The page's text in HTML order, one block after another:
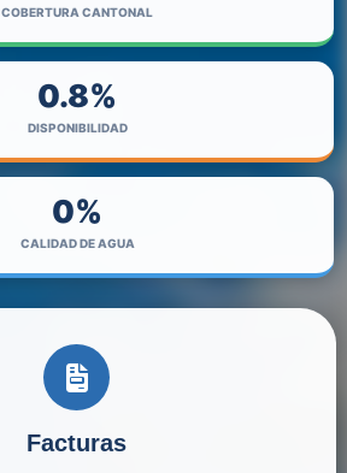
COBERTURA CANTONAL
0.8%
DISPONIBILIDAD
0%
CALIDAD DE AGUA
Facturas